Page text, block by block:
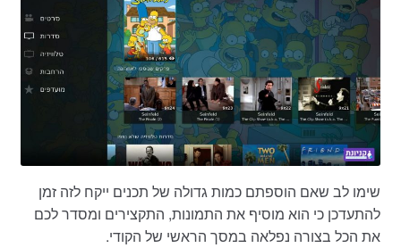
שימו לב שאם הוספתם כמות גדולה של תכנים ייקח לזה זמן
להתעדכן כי הוא מוסיף את התמונות, התקצירים ומסדר לכם
את הכל בצורה נפלאה במסך הראשי של הקודי.